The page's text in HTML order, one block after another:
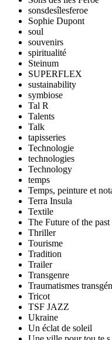
sonsdesîlesferoe
Sophie Dupont
soul
souvenirs
spiritualité
Steinum
SUPERFLEX
sustainability
symbiose
Tal R
Talents
Talk
tapisseries
Technologie
technologies
Technology
temps
Temps, peinture et
Terra Insula
Textile
The Future of the past
Thriller
Tourisme
Tradition
Trailer
Transgenre
Traumatismes
Tricot
TSF JAZZ
Ukraine
Un éclat de soleil